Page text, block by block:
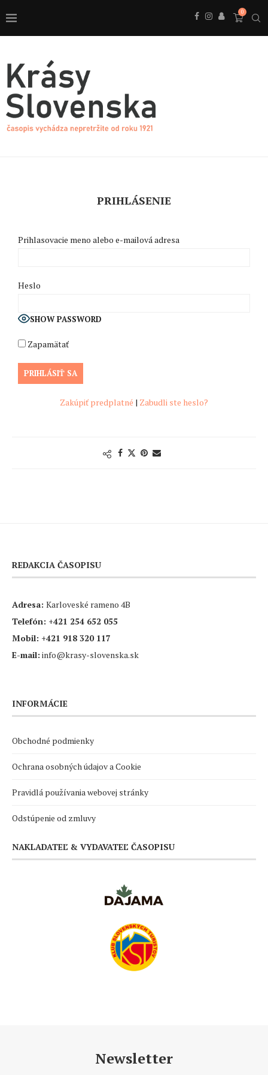
0
PRIHLÁSENIE
Prihlasovacie meno alebo e-mailová adresa
Heslo
SHOW PASSWORD
Zapamätať
Zakúpiť predplatné | Zabudli ste heslo?
REDAKCIA ČASOPISU
Adresa: Karloveské rameno 4B
Telefón: +421 254 652 055
Mobil: +421 918 320 117
E-mail: info@krasy-slovenska.sk
INFORMÁCIE
Obchodné podmienky
Ochrana osobných údajov a Cookie
Pravidlá používania webovej stránky
Odstúpenie od zmluvy
NAKLADATEĽ & VYDAVATEĽ ČASOPISU
Newsletter